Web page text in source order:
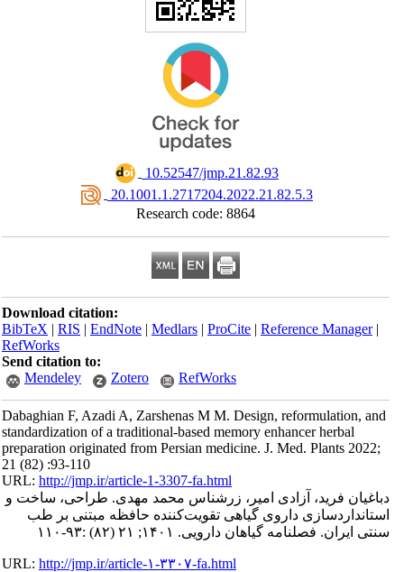
‎ 10.52547/jmp.21.82.93
‎ 20.1001.1.2717204.2022.21.82.5.3
Research code: 8864
Download citation:
BibTeX|RIS|EndNote|Medlars|ProCite|Reference Manager
RefWorks
Send citation to:
Mendeley
Zotero RefWorks
Dabaghian F, Azadi A, Zarshenas M M. Design, reformulation,
standardization of a traditional-based memory enhancer herbal
preparation originated from Persian medicine. J. Med. Plants 2022;
21 (82) :93-110
URL:http://jmp.ir/article-1-3307-fa.html
فرید، آزادی امیر، زرشناس محمد مهدی. طراحی، ساخت و
داروی گیاهی تقویت‌کننده حافظه مبتنی بر طب
ایران. فصلنامه گياهان دارویی. ۱۴۰۱; ۲۱ (۸۲) :۹۳-۱۱۰
URL:http://jmp.ir/article-۱-۳۳۰۷-fa.html